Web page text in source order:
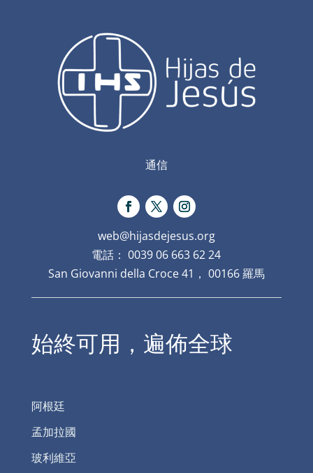
通信
web@hijasdejesus.org
電話： 0039 06 663 62 24
San Giovanni della Croce 41， 00166 羅馬
始終可用，遍佈全球
阿根廷
孟加拉國
玻利維亞